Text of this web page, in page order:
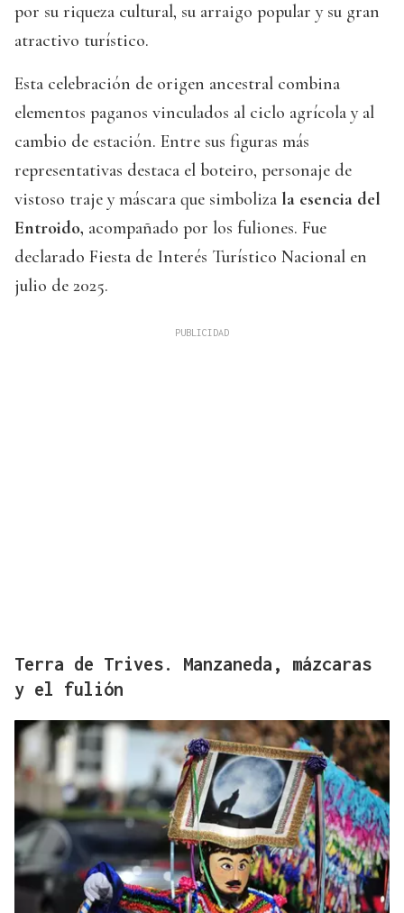
por su riqueza cultural, su arraigo popular y su gran
atractivo turístico.
Esta celebración de origen ancestral combina
elementos paganos vinculados al ciclo agrícola y al
cambio de estación. Entre sus figuras más
representativas destaca el boteiro, personaje de
vistoso traje y máscara que simboliza la esencia del
Entroido, acompañado por los fuliones. Fue
declarado Fiesta de Interés Turístico Nacional en
julio de 2025.
Terra de Trives. Manzaneda, mázcaras
y el fulión